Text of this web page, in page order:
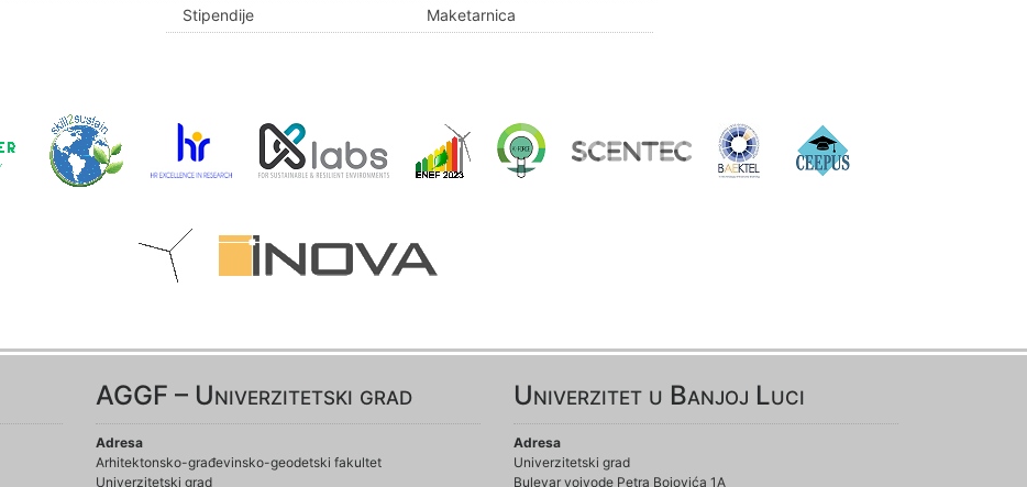
Stipendije
Maketarnica
AGGF – Univerzitetski grad
Adresa
Arhitektonsko-građevinsko-geodetski fakultet
Univerzitetski grad
Univerzitet u Banjoj Luci
Adresa
Univerzitetski grad
Bulevar vojvode Petra Bojovića 1A